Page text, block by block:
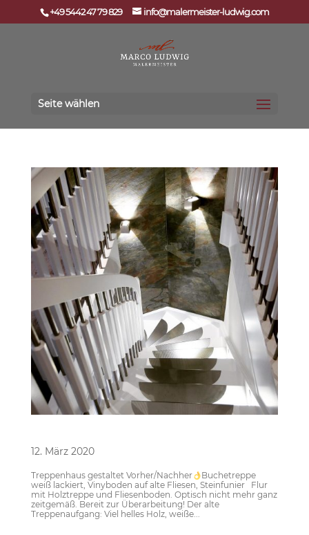
+49 5442 47 79 829 info@malermeister-ludwig.com
Seite wählen
12. März 2020
Treppenhaus gestaltet Vorher/Nachher
Buchetreppe
weiß lackiert, Vinyboden auf alte Fliesen, Steinfunier Flur
mit Holztreppe und Fliesenboden. Optisch nicht mehr ganz
zeitgemäß. Bereit zur Überarbeitung! Der alte
Treppenaufgang: Viel helles Holz, weiße...